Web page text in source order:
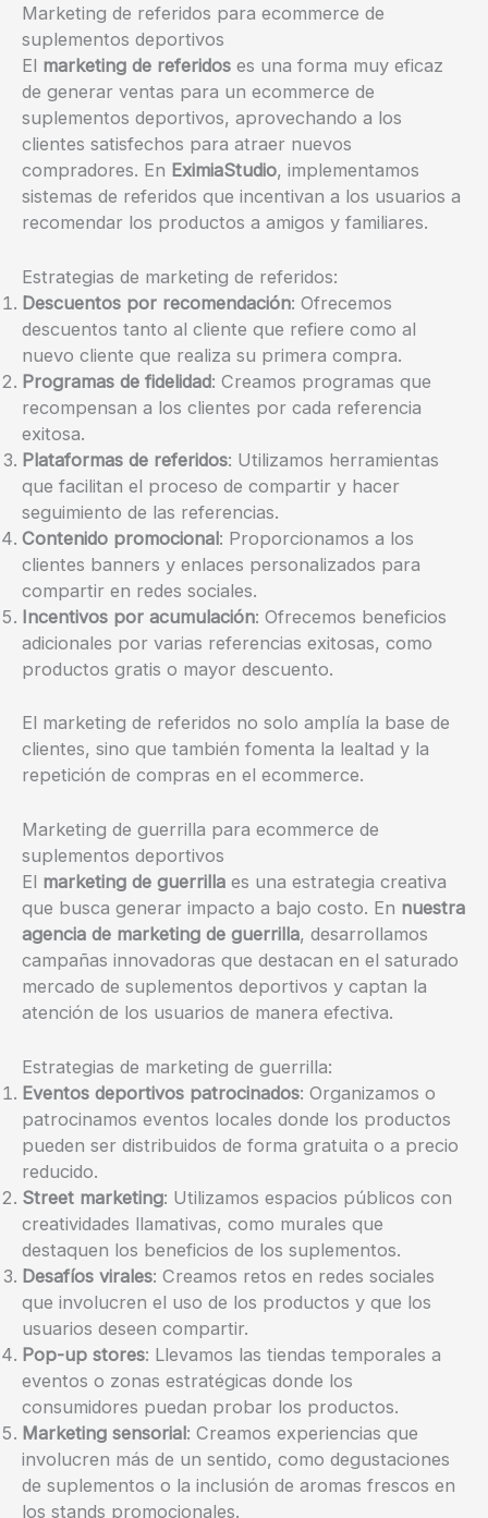
Marketing de referidos para ecommerce de
suplementos deportivos
El marketing de referidos es una forma muy eficaz
de generar ventas para un ecommerce de
suplementos deportivos, aprovechando a los
clientes satisfechos para atraer nuevos
compradores. En EximiaStudio, implementamos
sistemas de referidos que incentivan a los usuarios a
recomendar los productos a amigos y familiares.
Estrategias de marketing de referidos:
Descuentos por recomendación: Ofrecemos
descuentos tanto al cliente que refiere como al
nuevo cliente que realiza su primera compra.
Programas de fidelidad: Creamos programas que
recompensan a los clientes por cada referencia
exitosa.
Plataformas de referidos: Utilizamos herramientas
que facilitan el proceso de compartir y hacer
seguimiento de las referencias.
Contenido promocional: Proporcionamos a los
clientes banners y enlaces personalizados para
compartir en redes sociales.
Incentivos por acumulación: Ofrecemos beneficios
adicionales por varias referencias exitosas, como
productos gratis o mayor descuento.
El marketing de referidos no solo amplía la base de
clientes, sino que también fomenta la lealtad y la
repetición de compras en el ecommerce.
Marketing de guerrilla para ecommerce de
suplementos deportivos
El marketing de guerrilla es una estrategia creativa
que busca generar impacto a bajo costo. En nuestra
agencia de marketing de guerrilla, desarrollamos
campañas innovadoras que destacan en el saturado
mercado de suplementos deportivos y captan la
atención de los usuarios de manera efectiva.
Estrategias de marketing de guerrilla:
Eventos deportivos patrocinados: Organizamos o
patrocinamos eventos locales donde los productos
pueden ser distribuidos de forma gratuita o a precio
reducido.
Street marketing: Utilizamos espacios públicos con
creatividades llamativas, como murales que
destaquen los beneficios de los suplementos.
Desafíos virales: Creamos retos en redes sociales
que involucren el uso de los productos y que los
usuarios deseen compartir.
Pop-up stores: Llevamos las tiendas temporales a
eventos o zonas estratégicas donde los
consumidores puedan probar los productos.
Marketing sensorial: Creamos experiencias que
involucren más de un sentido, como degustaciones
de suplementos o la inclusión de aromas frescos en
los stands promocionales.